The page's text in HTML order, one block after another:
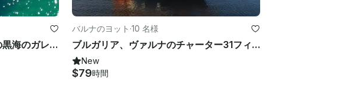
マリーナポートソゾポルからの黒海のガレット
バルナのヨット ·10 名様
ブルガリア、ヴァルナのチャーター31フィートクルージングモノハル
New
$79時間